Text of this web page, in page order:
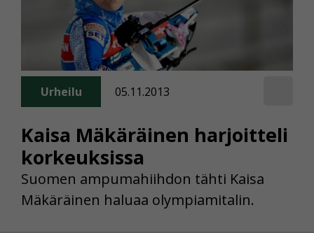
Kaisa Mäkäräinen harjoitteli
korkeuksissa
Urheilu 05.11.2013
Suomen ampumahiihdon tähti Kaisa
Mäkäräinen haluaa olympiamitalin.